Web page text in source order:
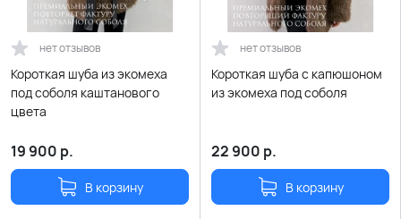
нет отзывов
Короткая шуба из экомеха
под соболя каштанового
цвета
19 900 р.
В корзину
нет отзывов
Короткая шуба с капюшоном
из экомеха под соболя
22 900 р.
В корзину